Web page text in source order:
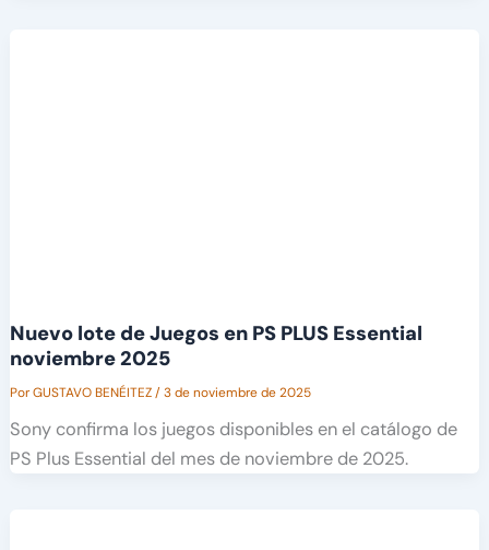
Nuevo lote de Juegos en PS PLUS Essential
noviembre 2025
PorGUSTAVO BENÉITEZ/3 de noviembre de 2025
Sony confirma los juegos disponibles en el catálogo de
PS Plus Essential del mes de noviembre de 2025.